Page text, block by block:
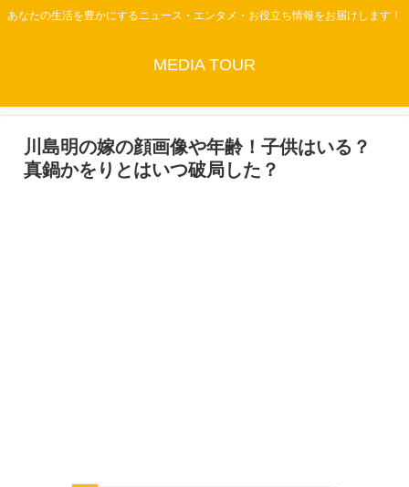
あなたの生活を豊かにするニュース・エンタメ・お役立ち情報をお届けします！
MEDIA TOUR
川島明の嫁の顔画像や年齢！子供はいる？
真鍋かをりとはいつ破局した？